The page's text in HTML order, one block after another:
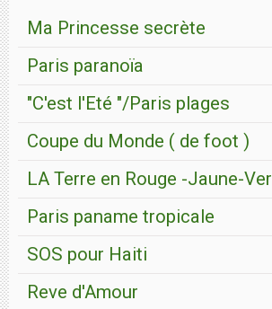
Ma Princesse secrète
Paris paranoïa
"C'est l'Eté "/Paris plages
Coupe du Monde ( de foot )
LA Terre en Rouge -Jaune-
Paris paname tropicale
SOS pour Haiti
Reve d'Amour